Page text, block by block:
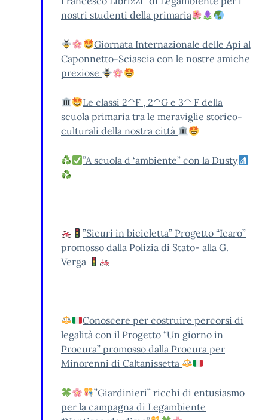
nostri studenti della primaria
Giornata Internazionale delle Api al
Caponnetto-Sciascia con le nostre amiche
preziose
Le classi 2^F , 2^G e 3^ F della
scuola primaria tra le meraviglie storico-
culturali della nostra città
”A scuola d ‘ambiente” con la Dusty
”Sicuri in bicicletta” Progetto “Icaro”
promosso dalla Polizia di Stato- alla G.
Verga
Conoscere per costruire percorsi di
legalità con il Progetto “Un giorno in
Procura” promosso dalla Procura per
Minorenni di Caltanissetta
”Giardinieri” ricchi di entusiasmo
per la campagna di Legambiente